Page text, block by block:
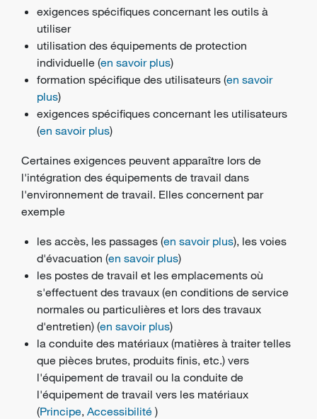
exigences spécifiques concernant les outils à
utiliser
utilisation des équipements de protection
individuelle (en savoir plus)
formation spécifique des utilisateurs (en savoir
plus)
exigences spécifiques concernant les utilisateurs
(en savoir plus)
Certaines exigences peuvent apparaître lors de
l'intégration des équipements de travail dans
l'environnement de travail. Elles concernent par
exemple
les accès, les passages (en savoir plus), les voies
d'évacuation (en savoir plus)
les postes de travail et les emplacements où
s'effectuent des travaux (en conditions de service
normales ou particulières et lors des travaux
d'entretien) (en savoir plus)
la conduite des matériaux (matières à traiter telles
que pièces brutes, produits finis, etc.) vers
l'équipement de travail ou la conduite de
l'équipement de travail vers les matériaux
(Principe, Accessibilité )